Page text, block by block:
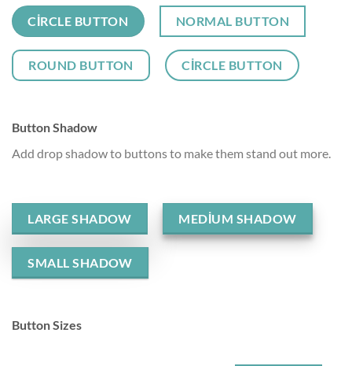
CIRCLE BUTTON NORMAL BUTTON
ROUND BUTTON CIRCLE BUTTON
Button Shadow
Add drop shadow to buttons to make them stand out more.
LARGE SHADOW MEDIUM SHADOW
SMALL SHADOW
Button Sizes